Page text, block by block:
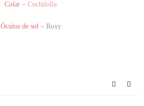
Colar – Cochilolla
Óculos de sol –Roxy